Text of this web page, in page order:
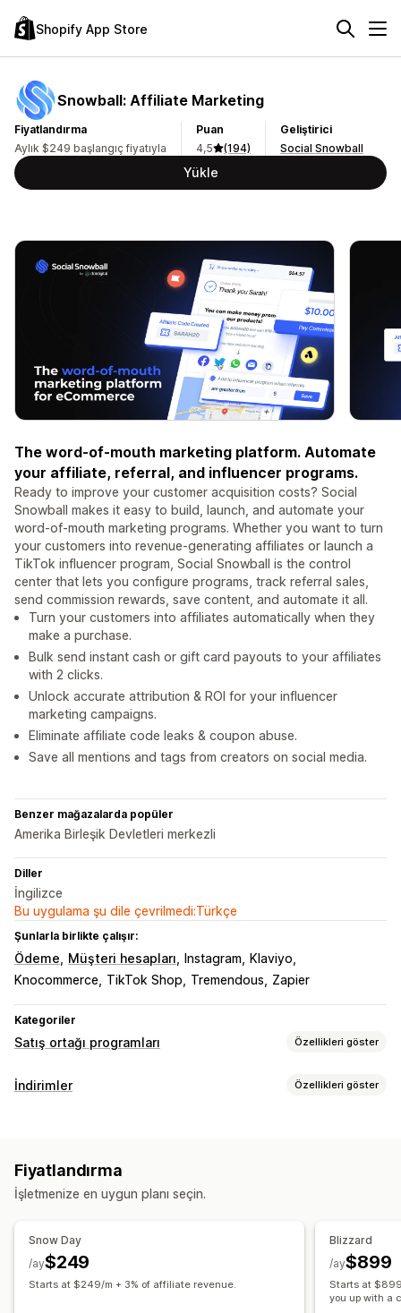
Shopify App Store
Snowball: Affiliate Marketing
Fiyatlandırma
Aylık $249 başlangıç fiyatıyla
Puan
4,5
(194)
Geliştirici
Social Snowball
Yükle
The word-of-mouth marketing platform. Automate
your affiliate, referral, and influencer programs.
Ready to improve your customer acquisition costs? Social
Snowball makes it easy to build, launch, and automate your
word-of-mouth marketing programs. Whether you want to turn
your customers into revenue-generating affiliates or launch a
TikTok influencer program, Social Snowball is the control
center that lets you configure programs, track referral sales,
send commission rewards, save content, and automate it all.
Turn your customers into affiliates automatically when they
make a purchase.
Bulk send instant cash or gift card payouts to your affiliates
with 2 clicks.
Unlock accurate attribution & ROI for your influencer
marketing campaigns.
Eliminate affiliate code leaks & coupon abuse.
Save all mentions and tags from creators on social media.
Benzer mağazalarda popüler
Amerika Birleşik Devletleri merkezli
Diller
İngilizce
Bu uygulama şu dile çevrilmedi:Türkçe
Şunlarla birlikte çalışır:
Ödeme Müşteri hesapları Instagram
Klaviyo
Knocommerce
TikTok Shop Tremendous Zapier
Kategoriler
Satış ortağı programları Özellikleri göster
Komisyon seçenekleri
Yönlendirme yönetimi
Otomatik izleme
Koleksiyon bağlantıları
Satın alım sonrası açılır pencereleri
İndirimler Özellikleri göster
Yüzdelik indirimler
Ödemede indirim Hediyeler Ödüller
İndirimleri yönetme
Toplu düzenleme
Fiyatlandırma
İşletmenize en uygun planı seçin.
Snow Day
$249
/ay
Starts at $249/m + 3% of affiliate revenue.
Blizzard
$899
/ay
Starts at
you up with a